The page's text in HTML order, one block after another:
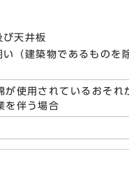
天井板
（建築物であるものを
が使用されているおそれ
を伴う場合